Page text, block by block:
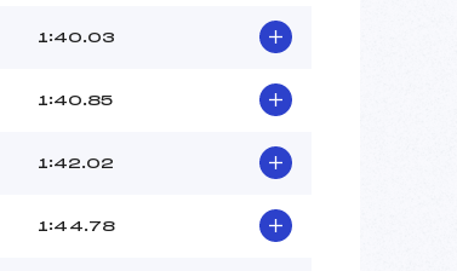
1:40.03
1:40.85
1:42.02
1:44.78